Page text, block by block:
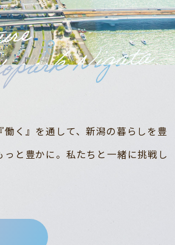
働く』を通して、新潟の暮らしを豊
と豊かに。私たちと一緒に挑戦し